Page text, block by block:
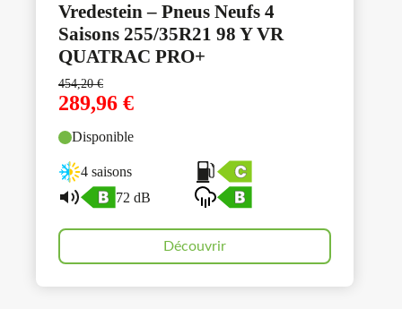
Vredestein – Pneus Neufs 4
Saisons 255/35R21 98 Y VR
QUATRAC PRO+
454,20€
289,96 €
Disponible
4 saisons
72 dB
Découvrir